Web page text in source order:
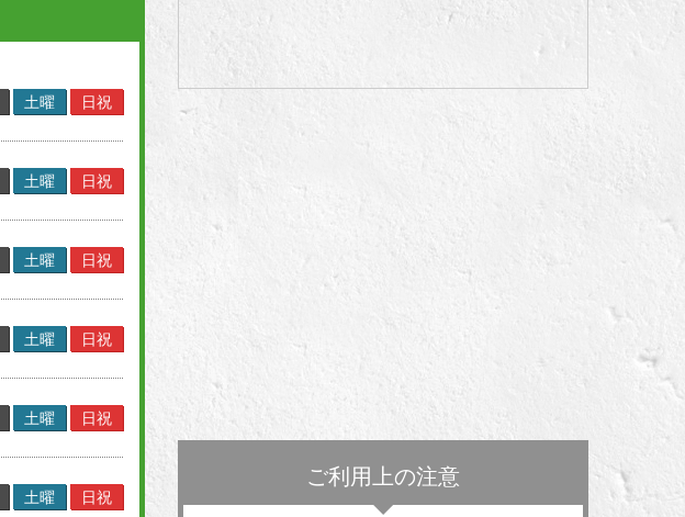
土曜 日祝
土曜 日祝
土曜 日祝
土曜 日祝
土曜 日祝
土曜 日祝
ご利用上の注意